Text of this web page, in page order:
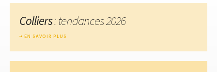
Colliers: tendances 2026
EN SAVOIR PLUS